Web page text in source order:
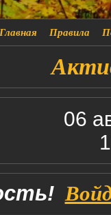
Главная Правила
06